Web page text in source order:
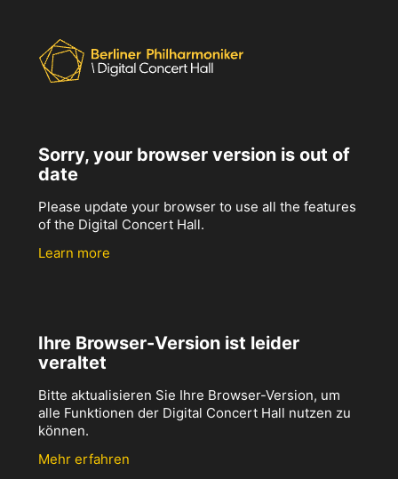
Sorry, your browser version is out of
date
Please update your browser to use all the features
of the Digital Concert Hall.
Learn more
Ihre Browser-Version ist leider
veraltet
Bitte aktualisieren Sie Ihre Browser-Version, um
alle Funktionen der Digital Concert Hall nutzen zu
können.
Mehr erfahren